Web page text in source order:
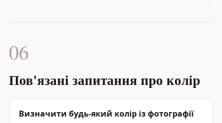
06
Пов'язані запитання про колір
Визначити будь-який колір із фотографії